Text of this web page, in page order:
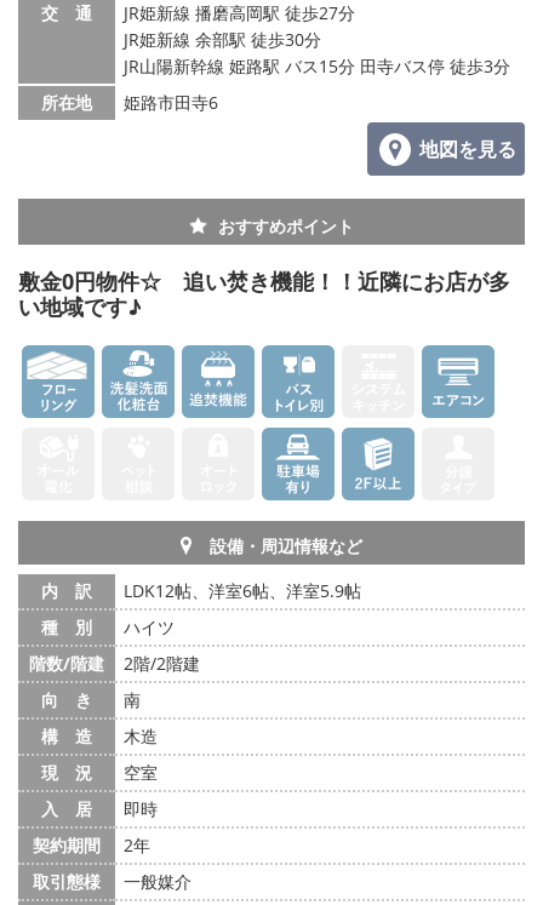
メールでお問い合わせ
交 通
JR姫新線 播磨高岡駅 徒歩27分
JR姫新線 余部駅 徒歩30分
JR山陽新幹線 姫路駅 バス15分 田寺バス停 徒歩3分
所在地
姫路市田寺6
地図を見る
おすすめポイント
敷金0円物件☆ 追い焚き機能！！近隣にお店が多
い地域です♪
設備・周辺情報など
内 訳
LDK12帖、洋室6帖、洋室5.9帖
種 別
ハイツ
階数/階建
2階/2階建
向 き
南
構 造
木造
現 況
空室
入 居
即時
契約期間
2年
取引態様
一般媒介